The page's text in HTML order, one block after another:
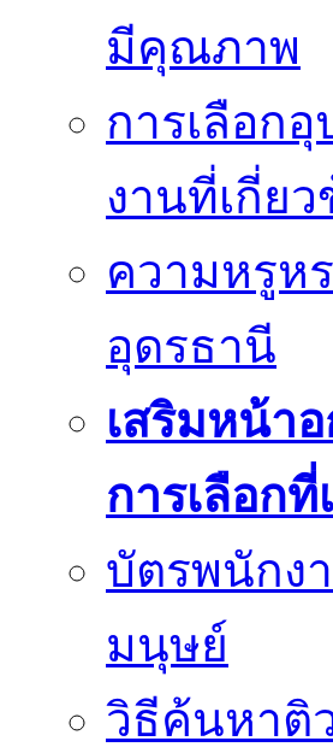
มีคุณภาพ
การเลือก
งานที่เกี่ยว
ความหรูห
อุดรธานี
เสริมหน้า
การเลือก
บัตรพนักง
มนุษย์
วิธีค้นหาติ